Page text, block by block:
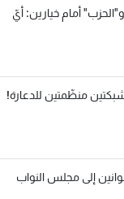
أمام خيارين: أيّ
منظّمتين للدعارة!